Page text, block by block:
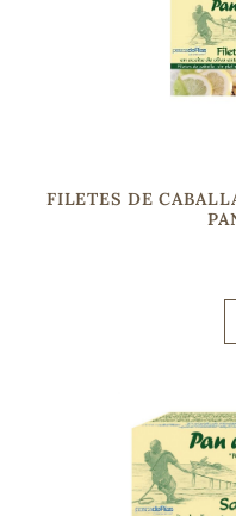
FILETES DE